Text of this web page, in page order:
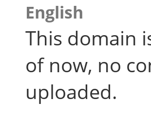
English
This domain
of now, no
uploaded.